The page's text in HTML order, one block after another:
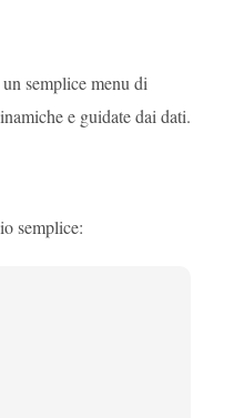
semplice menu di
e guidate dai dati.
semplice: